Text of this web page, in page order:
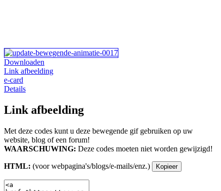
Downloaden
Link afbeelding
e-card
Details
Link afbeelding
Met deze codes kunt u deze bewegende gif gebruiken op uw
website, blog of een forum!
WAARSCHUWING: Deze codes moeten niet worden gewijzigd!
HTML: (voor webpagina's/blogs/e-mails/enz.) Kopieer